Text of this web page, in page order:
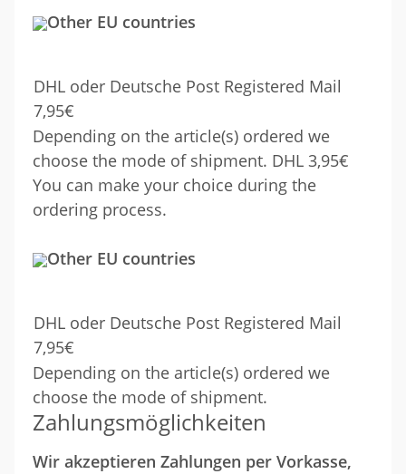
Other EU countries
DHL oder Deutsche Post Registered Mail
7,95€
Depending on the article(s) ordered we
choose the mode of shipment. DHL 3,95€
You can make your choice during the
ordering process.
Other EU countries
DHL oder Deutsche Post Registered Mail
7,95€
Depending on the article(s) ordered we
choose the mode of shipment.
Zahlungsmöglichkeiten
Wir akzeptieren Zahlungen per Vorkasse,